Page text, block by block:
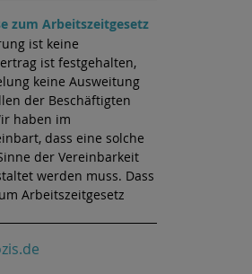
zum Arbeitszeitgesetz
ist keine
ist festgehalten,
keine Ausweitung
der Beschäftigten
haben im
dass eine solche
der Vereinbarkeit
werden muss. Dass
Arbeitszeitgesetz